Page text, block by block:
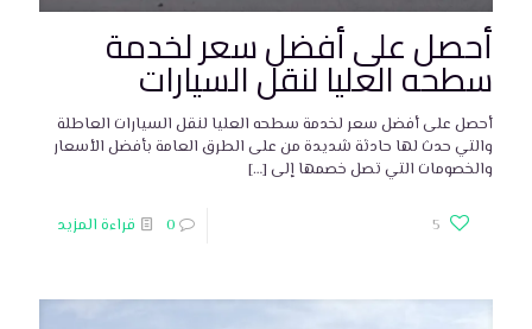
أحصل على أفضل سعر لخدمة
سطحه العليا لنقل السيارات
أحصل على أفضل سعر لخدمة سطحه العليا لنقل السيارات العاطلة
والتي حدث لها حادثة شديدة من على الطرق العامة بأفضل الأسعار
والخصومات التي تصل خصمها إلى […]
5
0 قراءة المزيد